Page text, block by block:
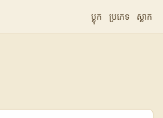
ប្លុក ប្រភេទ ស្លាក